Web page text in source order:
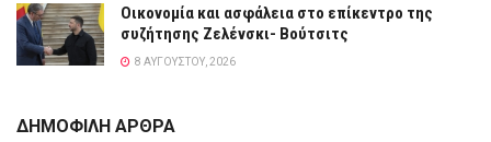
Οικονομία και ασφάλεια στο επίκεντρο της
συζήτησης Ζελένσκι- Βούτσιτς
8 ΑΥΓΟΎΣΤΟΥ, 2026
ΔΗΜΟΦΙΛΗ ΑΡΘΡΑ